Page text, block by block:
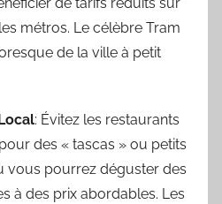
de tarifs réduits sur
métros. Le célèbre Tram
de la ville à petit
: Évitez les restaurants
des « tascas » ou petits
vous pourrez déguster des
à des prix abordables. Les